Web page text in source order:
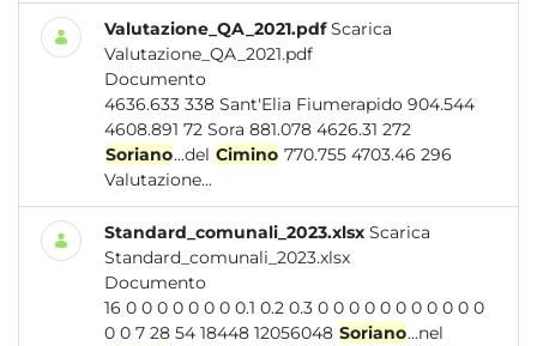
Valutazione_QA_2021.pdf Scarica
Valutazione_QA_2021.pdf
Documento
4636.633 338 Sant'Elia Fiumerapido 904.544
4608.891 72 Sora 881.078 4626.31 272
Soriano...del Cimino 770.755 4703.46 296
Valutazione...
Standard_comunali_2023.xlsx Scarica
Standard_comunali_2023.xlsx
Documento
16 0 0 0 0 0 0 0 0.1 0.2 0.3 0 0 0 0 0 0 0 0 0 0 0
0 0 7 28 54 18448 12056048 Soriano...nel